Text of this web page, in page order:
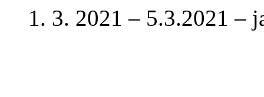
1. 3. 2021 – 5.3.2021 –